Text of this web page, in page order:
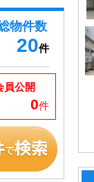
物件数
20件
員公開
0件